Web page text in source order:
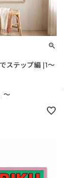
ステップ編 |1～
〜